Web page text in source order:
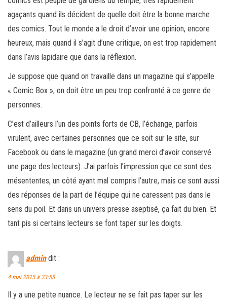
agaçants quand ils décident de quelle doit être la bonne marche
des comics. Tout le monde a le droit d’avoir une opinion, encore
heureux, mais quand il s’agit d’une critique, on est trop rapidement
dans l’avis lapidaire que dans la réflexion.
Je suppose que quand on travaille dans un magazine qui s’appelle
« Comic Box », on doit être un peu trop confronté à ce genre de
personnes.
C’est d’ailleurs l’un des points forts de CB, l’échange, parfois
virulent, avec certaines personnes que ce soit sur le site, sur
Facebook ou dans le magazine (un grand merci d’avoir conservé
une page des lecteurs). J’ai parfois l’impression que ce sont des
mésententes, un côté ayant mal compris l’autre, mais ce sont aussi
des réponses de la part de l’équipe qui ne caressent pas dans le
sens du poil. Et dans un univers presse aseptisé, ça fait du bien. Et
tant pis si certains lecteurs se font taper sur les doigts.
admin dit :
4 mai 2015 à 23:55
Il y a une petite nuance. Le lecteur ne se fait pas taper sur les